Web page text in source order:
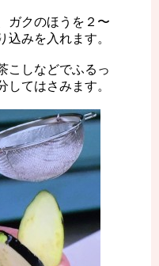
ガクのほうを２〜
込みを入れます。
こしなどでふるっ
してはさみます。